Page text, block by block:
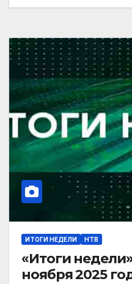
ИТОГИ НЕДЕЛИ НТВ
«Итоги
ноября 2025